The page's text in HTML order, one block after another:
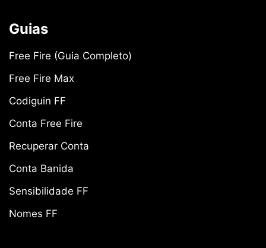
Guias
Free Fire (Guia Completo)
Free Fire Max
Codiguin FF
Conta Free Fire
Recuperar Conta
Conta Banida
Sensibilidade FF
Nomes FF